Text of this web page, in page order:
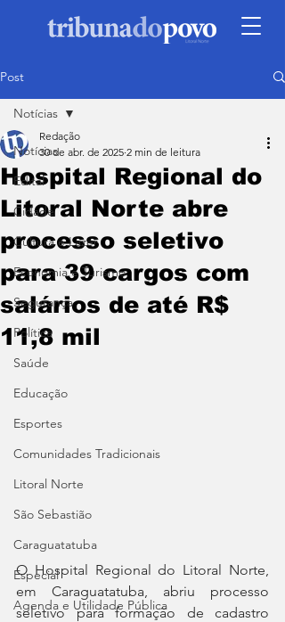
Post
Notícias
Edital
Cidade
Cultura e Lazer
Economia e Turismo
Segurança
Política
Saúde
Educação
Esportes
Comunidades Tradicionais
Litoral Norte
São Sebastião
Caraguatatuba
Especial
Agenda e Utilidade Pública
Notícias
Hospital Regional do
Litoral Norte abre
processo seletivo
para 39 cargos com
salários de até R$
11,8 mil
Redação
30 de abr. de 2025 2 min de leitura
O Hospital Regional do Litoral Norte,
em Caraguatatuba, abriu processo
seletivo para formação de cadastro